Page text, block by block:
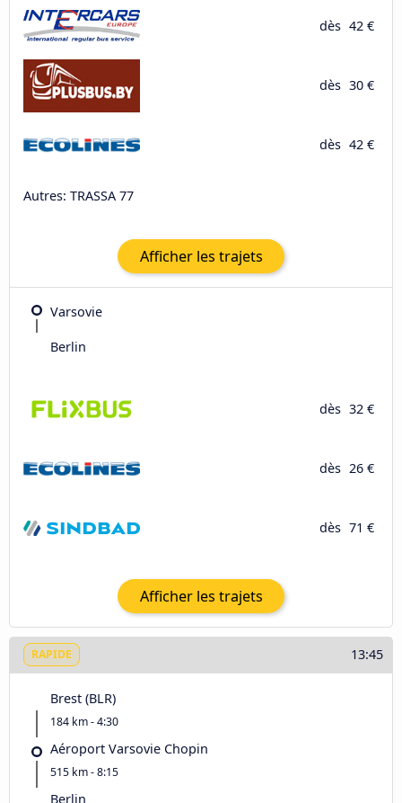
dès 42 €
dès 30 €
dès 42 €
Autres: TRASSA 77
Afficher les trajets
Varsovie
Berlin
dès 32 €
dès 26 €
dès 71 €
Afficher les trajets
RAPIDE 13:45
Brest (BLR)
184 km - 4:30
Aéroport Varsovie Chopin
515 km - 8:15
Berlin